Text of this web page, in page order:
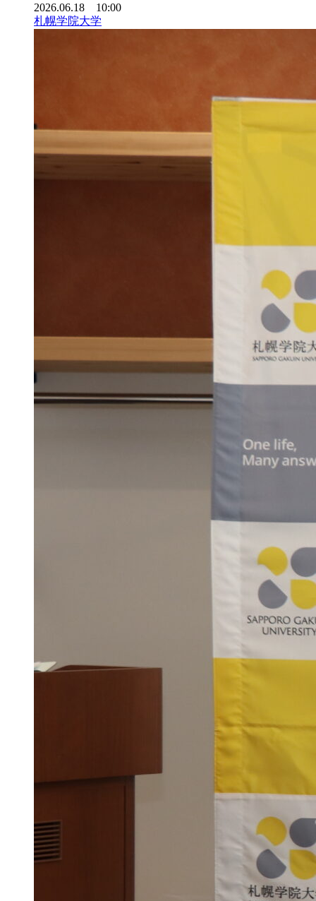
2026.06.18 10:00
札幌学院大学